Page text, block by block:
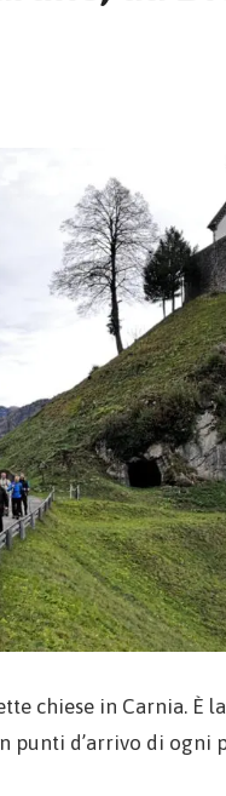
chiese in Carnia. È
punti d’arrivo di